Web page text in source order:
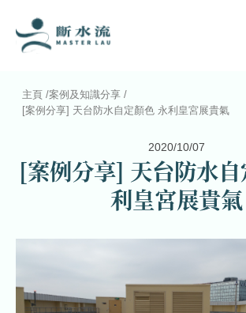
主頁 /案例及知識分享 /
[案例分享] 天台防水自定顏色 永利皇宮展貴氣
2020/10/07
[案例分享] 天台防水
利皇宮展貴氣